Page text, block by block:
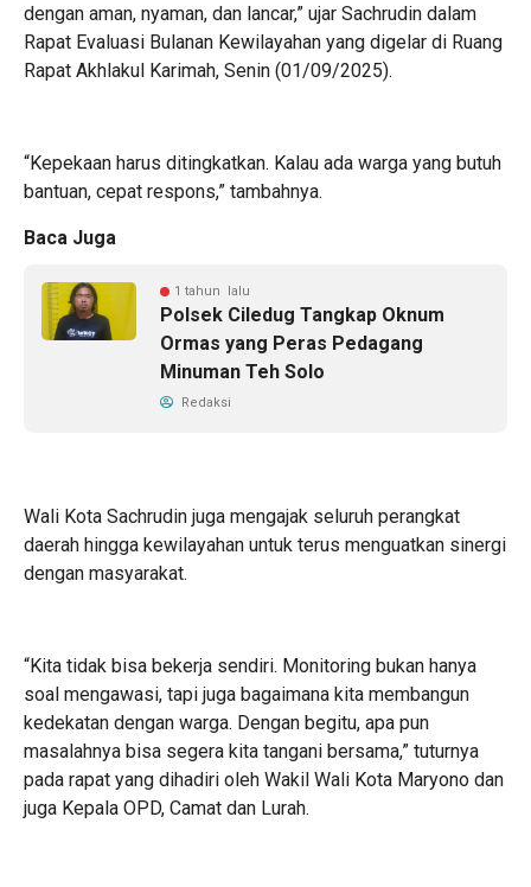
dengan aman, nyaman, dan lancar,” ujar Sachrudin dalam
Rapat Evaluasi Bulanan Kewilayahan yang digelar di Ruang
Rapat Akhlakul Karimah, Senin (01/09/2025).
“Kepekaan harus ditingkatkan. Kalau ada warga yang butuh
bantuan, cepat respons,” tambahnya.
Baca Juga
1 tahun lalu
Polsek Ciledug Tangkap Oknum
Ormas yang Peras Pedagang
Minuman Teh Solo
Redaksi
Wali Kota Sachrudin juga mengajak seluruh perangkat
daerah hingga kewilayahan untuk terus menguatkan sinergi
dengan masyarakat.
“Kita tidak bisa bekerja sendiri. Monitoring bukan hanya
soal mengawasi, tapi juga bagaimana kita membangun
kedekatan dengan warga. Dengan begitu, apa pun
masalahnya bisa segera kita tangani bersama,” tuturnya
pada rapat yang dihadiri oleh Wakil Wali Kota Maryono dan
juga Kepala OPD, Camat dan Lurah.